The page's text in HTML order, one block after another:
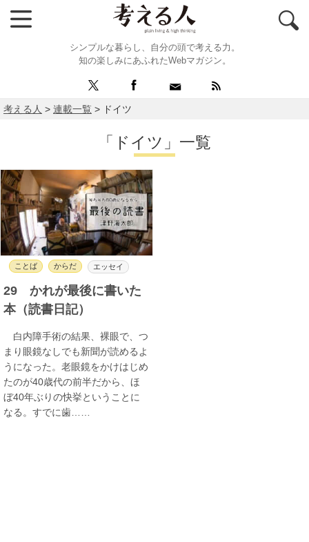
シンプルな暮らし、自分の頭で考える力。
知の楽しみにあふれたWebマガジン。
考える人 > 連載一覧 > ドイツ
「ドイツ」一覧
ことば からだ エッセイ
29 かれが最後に書いた
本（読書日記）
白内障手術の結果、裸眼で、つ
まり眼鏡なしでも新聞が読めるよ
うになった。老眼鏡をかけはじめ
たのが40歳代の前半だから、ほ
ぼ40年ぶりの快挙ということに
なる。すでに歯……